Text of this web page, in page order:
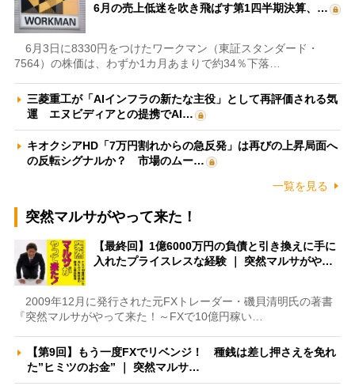
6月の売上低迷を吹き飛ばす第1四半期決算、…
6月3日に8330円をつけたワークマン（東証スタンダード・
7564）の株価は、わずか1カ月あまりで約34％下落…
三菱重工が「AIインフラの新たな主役」として再評価される気
運 エヌビディアとの提携でAI…
キオクシアHD「7万円割れからの急反発」は再びの上昇局面へ
の反転シグナルか？ 市場のムー…
一覧を見る
突然マルサがやって来た！
【最終回】1億6000万円の負債と引き換えに手に
入れたプライスレスな経験 ｜ 突然マルサがや…
2009年12月に発行された元FXトレーダー・磯貝清明氏の著書
『突然マルサがやって来た！～FXで10億円稼い…
【第9回】もう一度FXでリベンジ！ 種銭は差し押さえを免れ
た”ヒミツのお金” ｜ 突然マルサ…